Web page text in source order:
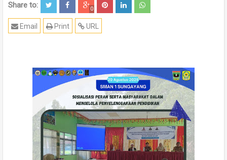
Share to: 0
URL
Print
Email